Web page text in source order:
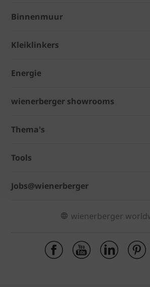
Binnenmuur
Kleiklinkers
Energie
wienerberger showrooms
Thema's
Tools
Jobs@wienerberger
wienerberger